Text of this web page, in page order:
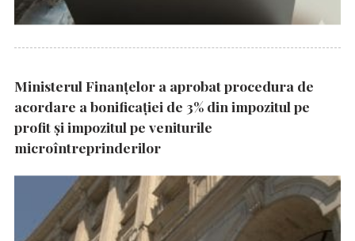
Ministerul Finanțelor a aprobat procedura de
acordare a bonificației de 3% din impozitul pe
profit și impozitul pe veniturile
microîntreprinderilor